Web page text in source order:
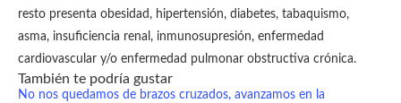
resto presenta obesidad, hipertensión, diabetes, tabaquismo,
asma, insuficiencia renal, inmunosupresión, enfermedad
cardiovascular y/o enfermedad pulmonar obstructiva crónica.
También te podría gustar
No nos quedamos de brazos cruzados, avanzamos en la